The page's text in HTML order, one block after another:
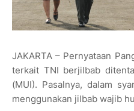
JAKARTA – Pernyataan
terkait TNI berjilbab
(MUI). Pasalnya, dalam
menggunakan jilbab wajib